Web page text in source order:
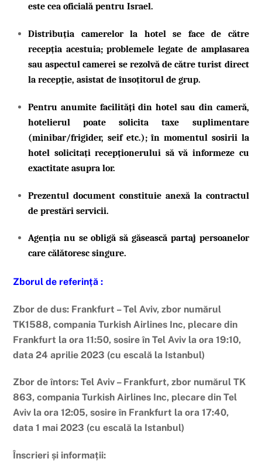
este cea oficială pentru Israel.
Distribuția camerelor la hotel se face de către
recepția acestuia; problemele legate de amplasarea
sau aspectul camerei se rezolvă de către turist direct
la recepție, asistat de însoțitorul de grup.
Pentru anumite facilități din hotel sau din cameră,
hotelierul poate solicita taxe suplimentare
(minibar/frigider, seif etc.); în momentul sosirii la
hotel solicitați recepționerului să vă informeze cu
exactitate asupra lor.
Prezentul document constituie anexă la contractul
de prestări servicii.
Agenția nu se obligă să găsească partaj persoanelor
care călătoresc singure.
Zborul de referință :
Zbor de dus: Frankfurt – Tel Aviv, zbor numărul
TK1588, compania Turkish Airlines Inc, plecare din
Frankfurt la ora 11:50, sosire în Tel Aviv la ora 19:10,
data 24 aprilie 2023 (cu escală la Istanbul)
Zbor de întors: Tel Aviv – Frankfurt, zbor numărul TK
863, compania Turkish Airlines Inc, plecare din Tel
Aviv la ora 12:05, sosire în Frankfurt la ora 17:40,
data 1 mai 2023 (cu escală la Istanbul)
Înscrieri și informații: